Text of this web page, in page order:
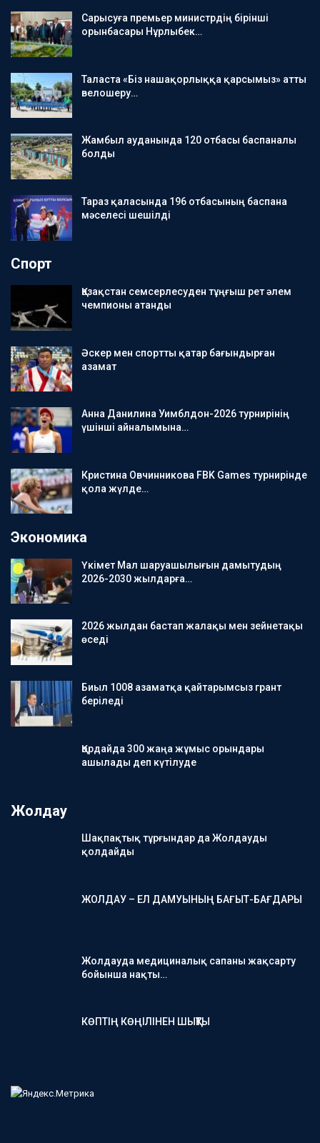
Сарысуға премьер министрдің бірінші
орынбасары Нұрлыбек…
Таласта «Біз нашақорлыққа қарсымыз» атты
велошеру…
Жамбыл ауданында 120 отбасы баспаналы
болды
Тараз қаласында 196 отбасының баспана
мәселесі шешілді
Спорт
Қазақстан семсерлесуден тұңғыш рет әлем
чемпионы атанды
Әскер мен спортты қатар бағындырған
азамат
Анна Данилина Уимблдон-2026 турнирінің
үшінші айналымына…
Кристина Овчинникова FBK Games турнирінде
қола жүлде…
Экономика
Үкімет Мал шаруашылығын дамытудың
2026-2030 жылдарға…
2026 жылдан бастап жалақы мен зейнетақы
өседі
Биыл 1008 азаматқа қайтарымсыз грант
беріледі
Қордайда 300 жаңа жұмыс орындары
ашылады деп күтілуде
Жолдау
Шақпақтық тұрғындар да Жолдауды
қолдайды
ЖОЛДАУ – ЕЛ ДАМУЫНЫҢ БАҒЫТ-БАҒДАРЫ
Жолдауда медициналық сапаны жақсарту
бойынша нақты…
КӨПТІҢ КӨҢІЛІНЕН ШЫҚТЫ